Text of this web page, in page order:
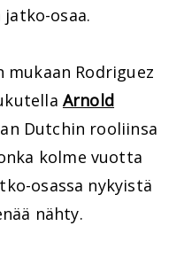
osaa.
Rodriguez
Arnold
Dutchin rooliinsa
kolme vuotta
osassa nykyistä
nähty.